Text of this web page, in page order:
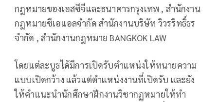
กฎหมายของเอสซีจีและธนาคารกรุงเทพ , สำนักงาน
กฎหมายซีเอแอลจำกัด สำนักงานบริษัท วิวรริทธิ์ธร
จำกัด , สำนักงานกฎหมาย BANGKOK LAW
โดยแต่ละบูธได้มีการเปิดรับตำแหน่งให้ทนายความ
แบบเปิดกว้าง แล้วแต่ตำแหน่งงานที่เปิดรับ และยัง
ให้คำแนะนำนักศึกษาฝึกงานวิชากฏหมายให้ทำ